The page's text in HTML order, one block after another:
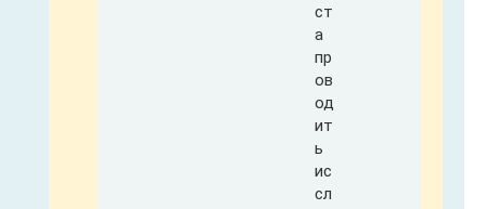
ст
а
пр
ов
од
ит
ь
ис
сл